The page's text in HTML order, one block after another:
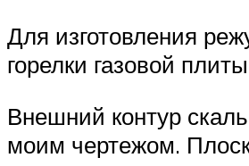
Для изготовления
горелки газовой
Внешний контур
моим чертежом.